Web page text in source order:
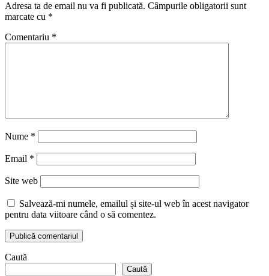
Adresa ta de email nu va fi publicată. Câmpurile obligatorii sunt
marcate cu *
Comentariu *
Nume *
Email *
Site web
Salvează-mi numele, emailul și site-ul web în acest navigator
pentru data viitoare când o să comentez.
Caută
Caută